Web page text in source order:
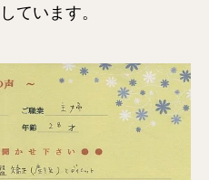
ています。